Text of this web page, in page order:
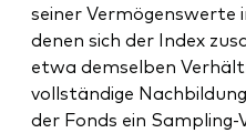
Research
Anbieterliste
seiner Vermögenswerte
denen sich der Index
etwa demselben
vollständige
der Fonds ein